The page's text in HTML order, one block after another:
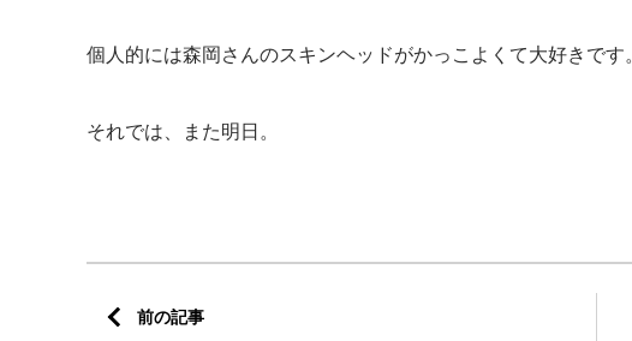
個人的には森岡さんのスキンヘッドがかっこよくて大好きです。
それでは、また明日。
前の記事